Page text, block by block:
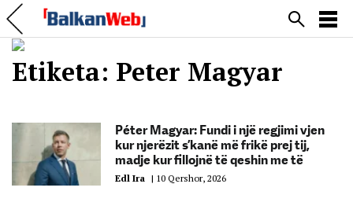
Etiketa: Peter Magyar
Péter Magyar: Fundi i një regjimi vjen
kur njerëzit s’kanë më frikë prej tij,
madje kur fillojnë të qeshin me të
Edl Ira | 10 Qershor, 2026